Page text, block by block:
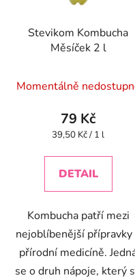
Stevikom Kombucha
Měsíček 2 l
hodnocení
produktu
je
z
Momentálně
79 Kč
Měrná
39,50 Kč / 1 l
DETAIL
Kombucha patří mezi
nejoblíbenější přípravky
přírodní medicíně.
se o druh nápoje, který